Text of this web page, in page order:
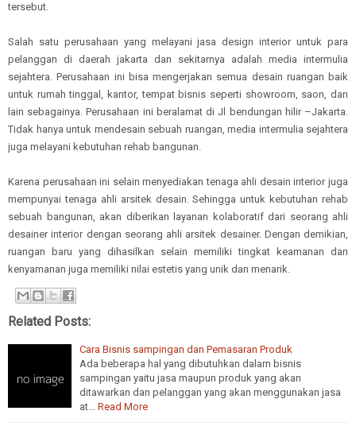
tersebut.
Salah satu perusahaan yang melayani jasa design interior untuk para
pelanggan di daerah jakarta dan sekitarnya adalah media intermulia
sejahtera. Perusahaan ini bisa mengerjakan semua desain ruangan baik
untuk rumah tinggal, kantor, tempat bisnis seperti showroom, saon, dan
lain sebagainya. Perusahaan ini beralamat di Jl bendungan hilir –Jakarta.
Tidak hanya untuk mendesain sebuah ruangan, media intermulia sejahtera
juga melayani kebutuhan rehab bangunan.
Karena perusahaan ini selain menyediakan tenaga ahli desain interior juga
mempunyai tenaga ahli arsitek desain. Sehingga untuk kebutuhan rehab
sebuah bangunan, akan diberikan layanan kolaboratif dari seorang ahli
desainer interior dengan seorang ahli arsitek desainer. Dengan demikian,
ruangan baru yang dihasilkan selain memiliki tingkat keamanan dan
kenyamanan juga memiliki nilai estetis yang unik dan menarik.
Related Posts:
Cara Bisnis sampingan dan Pemasaran Produk
Ada beberapa hal yang dibutuhkan dalam bisnis
sampingan yaitu jasa maupun produk yang akan
ditawarkan dan pelanggan yang akan menggunakan jasa
at…
Read More